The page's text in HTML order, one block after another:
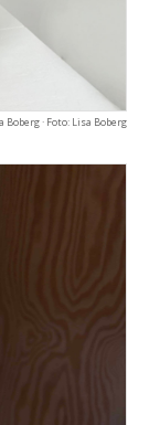
Boberg · Foto: Lisa Boberg